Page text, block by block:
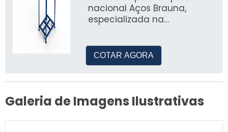
nacional Aços Brauna,
especializada na
COTAR AGORA
Galeria de Imagens Ilustrativas